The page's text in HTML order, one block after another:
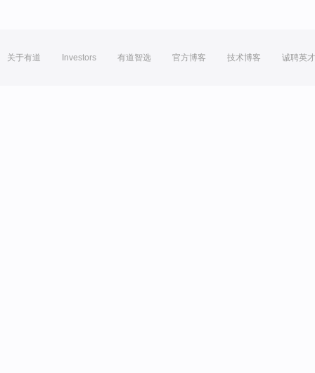
关于有道 Investors 有道智选 官方博客 技术博客 诚聘英才